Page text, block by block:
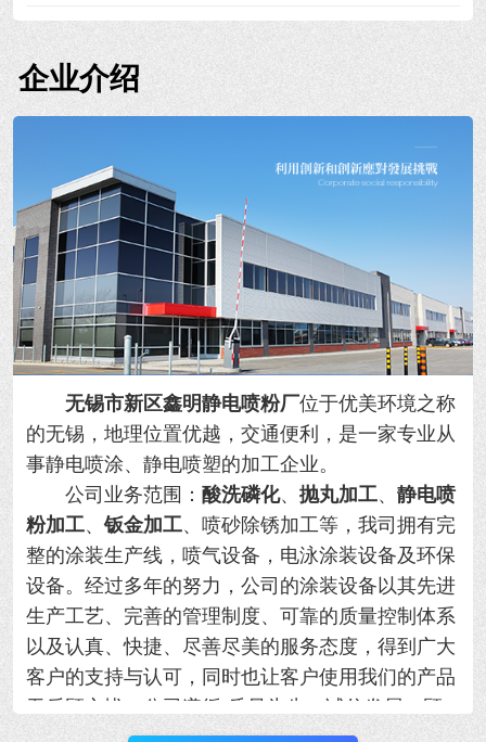
企业介绍
无锡市新区鑫明静电喷粉厂位于优美环境之称
的无锡，地理位置优越，交通便利，是一家专业从
事静电喷涂、静电喷塑的加工企业。
公司业务范围： 酸洗磷化、 抛丸加工、 静电喷
粉加工、钣金加工、喷砂除锈加工等，我司拥有完
整的涂装生产线，喷气设备，电泳涂装设备及环保
设备。经过多年的努力，公司的涂装设备以其先进
生产工艺、完善的管理制度、可靠的质量控制体系
以及认真、快捷、尽善尽美的服务态度，得到广大
客户的支持与认可，同时也让客户使用我们的产品
无后顾之忧。公司遵循“质量为先，诚信发展，顾
客满意。”的方针，以更好的产品和满意的服务奉